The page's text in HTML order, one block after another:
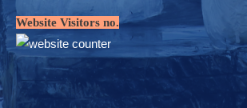
Website Visitors no.